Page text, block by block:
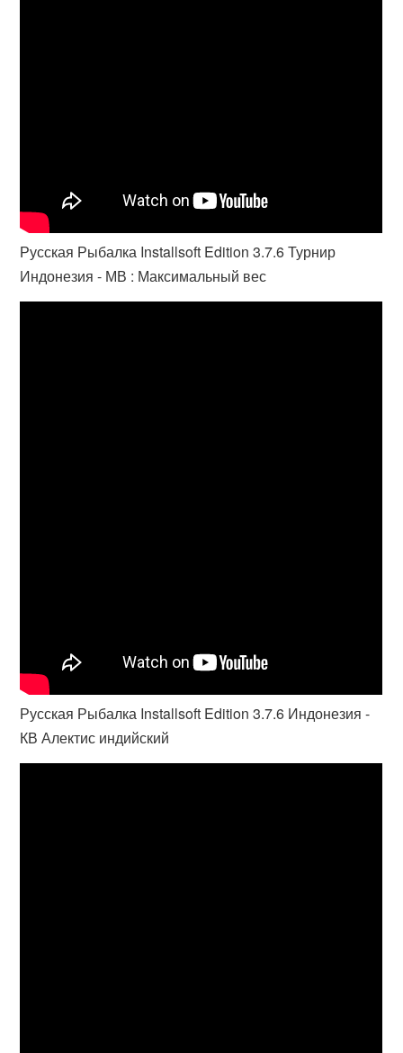
Русская Рыбалка Installsoft Edition 3.7.6 Турнир
Индонезия - МВ : Максимальный вес
Русская Рыбалка Installsoft Edition 3.7.6 Индонезия -
КВ Алектис индийский